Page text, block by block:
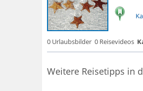
0 Urlaubsbilder 0 Reisevideos
Weitere Reisetipps in